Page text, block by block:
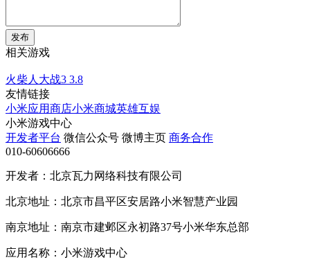
发布
相关游戏
火柴人大战3 3.8
友情链接
小米应用商店小米商城英雄互娱
小米游戏中心
开发者平台 微信公众号 微博主页 商务合作
010-60606666
开发者：北京瓦力网络科技有限公司
北京地址：北京市昌平区安居路小米智慧产业园
南京地址：南京市建邺区永初路37号小米华东总部
应用名称：小米游戏中心